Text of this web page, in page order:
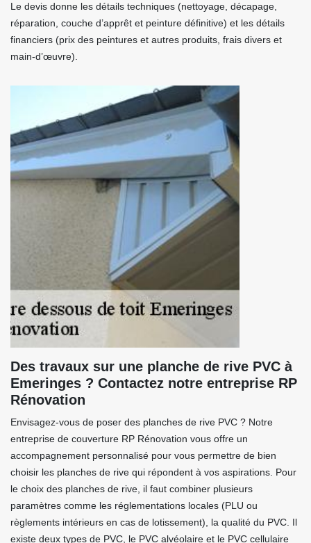
Le devis donne les détails techniques (nettoyage, décapage,
réparation, couche d’apprêt et peinture définitive) et les détails
financiers (prix des peintures et autres produits, frais divers et
main-d’œuvre).
Des travaux sur une planche de rive PVC à
Emeringes ? Contactez notre entreprise RP
Rénovation
Envisagez-vous de poser des planches de rive PVC ? Notre
entreprise de couverture RP Rénovation vous offre un
accompagnement personnalisé pour vous permettre de bien
choisir les planches de rive qui répondent à vos aspirations. Pour
le choix des planches de rive, il faut combiner plusieurs
paramètres comme les réglementations locales (PLU ou
règlements intérieurs en cas de lotissement), la qualité du PVC. Il
existe deux types de PVC, le PVC alvéolaire et le PVC cellulaire